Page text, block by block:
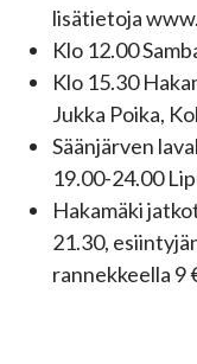
lisätietoja
Klo 12.00
Klo 15.30
Jukka Poika,
Säänjärven
19.00-24.00
Hakamäki
21.30,
rannekkeella 9